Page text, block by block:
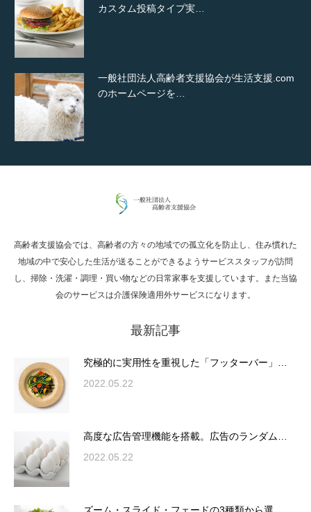
カスタム投稿タイプ実…
一般社団法人高齢者支援協会が生活支援.com
のホームページを…
通常投稿
Hello world!
究極的に実用性を重視した「フッターバー」
表示やショートコード…
ズーム・スライド・フェードの3種類から選
高齢者支援協会では、高齢者の方々の地域での孤立化を防止し、住み慣れた
地域の中で安心した生活が送ることができるようサービススタッフが訪問
し、掃除・洗濯・調理・買い物などの日常家事を支援しています。また当協
会のサービスは介護保険適用外サービスになります。
最新記事
究極的に実用性を重視した「フッターバー」…
2022.05.22
高度な広告管理機能を搭載。広告のランダム…
2022.05.22